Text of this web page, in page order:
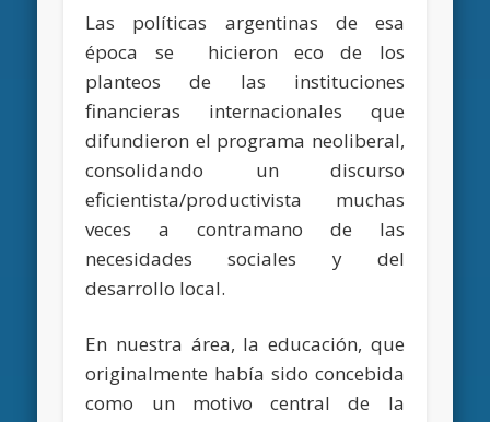
Las políticas argentinas de esa
época se hicieron eco de los
planteos de las instituciones
financieras internacionales que
difundieron el programa neoliberal,
consolidando un discurso
eficientista/productivista muchas
veces a contramano de las
necesidades sociales y del
desarrollo local.
En nuestra área, la educación, que
originalmente había sido concebida
como un motivo central de la